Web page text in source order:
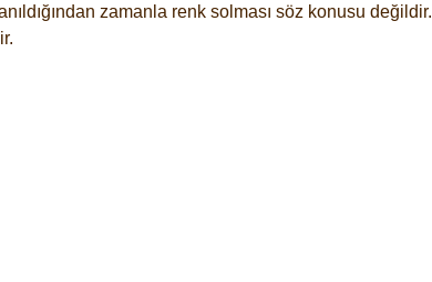
zamanla renk solması söz konusu değildir.